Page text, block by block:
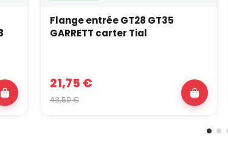
Flange entrée GT28 GT35
GARRETT carter Tial
21,75 €
43,50 €